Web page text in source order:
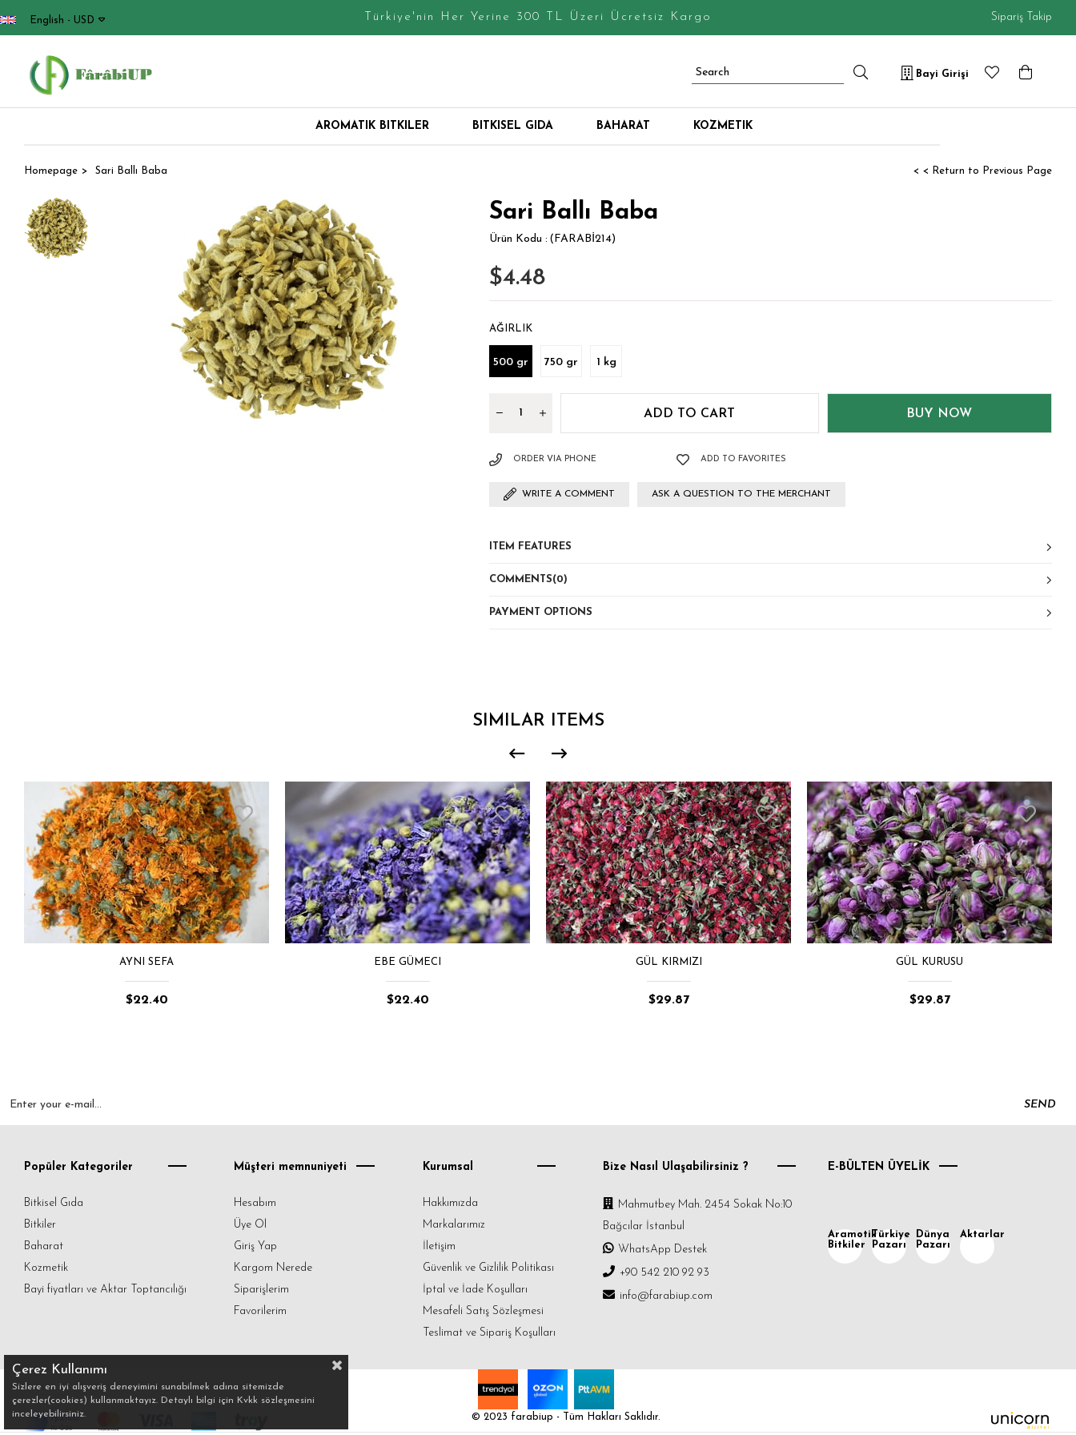
Türkiye'nin Her Yerine 300 TL Üzeri Ücretsiz Kargo Sipariş Takip
English - USD
Bayi Girişi
AROMATIK BITKILER BITKISEL GIDA BAHARAT KOZMETIK
Homepage Sari Ballı Baba < < Return to Previous Page
Sari Ballı Baba
(FARABİ214)
$4.48
AĞIRLIK
500 gr 750 gr 1 kg
ORDER VIA PHONE ADD TO FAVORITES
WRITE A COMMENT ASK A QUESTION TO THE MERCHANT
ITEM FEATURES
COMMENTS(0)
PAYMENT OPTIONS
SIMILAR ITEMS
AYNI SEFA
$22.40
EBE GÜMECI
$22.40
GÜL KIRMIZI
$29.87
GÜL KURUSU
$29.87
SEND
Popüler Kategoriler
Bitkisel Gıda
Bitkiler
Baharat
Kozmetik
Bayi fiyatları ve Aktar Toptancılığı
Müşteri memnuniyeti
Hesabım
Üye Ol
Giriş Yap
Kargom Nerede
Siparişlerim
Favorilerim
Kurumsal
Hakkımızda
Markalarımız
İletişim
Güvenlik ve Gizlilik Politikası
İptal ve İade Koşulları
Mesafeli Satış Sözleşmesi
Teslimat ve Sipariş Koşulları
Bize Nasıl Ulaşabilirsiniz ?
Mahmutbey Mah. 2454 Sokak No:10
Bağcılar İstanbul
WhatsApp Destek
+90 542 210 92 93
info@farabiup.com
E-BÜLTEN ÜYELİK
Aramotik
Bitkiler
Türkiye
Pazarı
Dünya
Pazarı
Aktarlar
© 2023 farabiup - Tüm Hakları Saklıdır.
Çerez Kullanımı
Sizlere en iyi alışveriş deneyimini sunabilmek adına sitemizde
çerezler(cookies) kullanmaktayız. Detaylı bilgi için Kvkk sözleşmesini
inceleyebilirsiniz.